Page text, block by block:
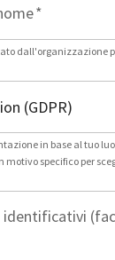
*
dall'organizzazione
in base al tuo
motivo specifico per